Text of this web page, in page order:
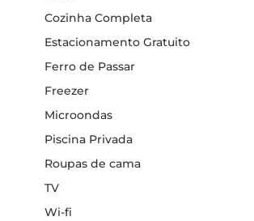
Cozinha Completa
Estacionamento Gratuito
Ferro de Passar
Freezer
Microondas
Piscina Privada
Roupas de cama
TV
Wi-fi